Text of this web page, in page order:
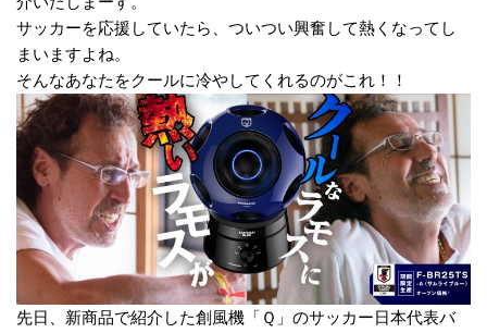
サッカーを応援していたら、ついつい興奮して熱くなってし
まいますよね。
そんなあなたをクールに冷やしてくれるのがこれ！！
先日、新商品で紹介した創風機「Ｑ」のサッカー日本代表バ